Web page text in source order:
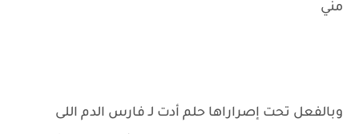
مني
وبالفعل تحت إصراراها حلم أدت لـ فارس الدم اللى